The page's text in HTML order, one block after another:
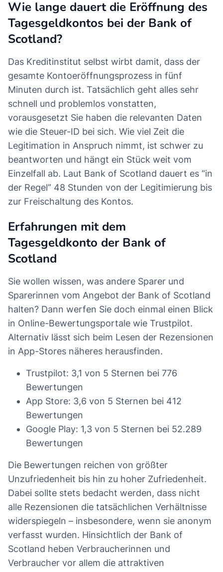
Wie lange dauert die Eröffnung des
Tagesgeldkontos bei der Bank of
Scotland?
Das Kreditinstitut selbst wirbt damit, dass der
gesamte Kontoeröffnungsprozess in fünf
Minuten durch ist. Tatsächlich geht alles sehr
schnell und problemlos vonstatten,
vorausgesetzt Sie haben die relevanten Daten
wie die Steuer-ID bei sich. Wie viel Zeit die
Legitimation in Anspruch nimmt, ist schwer zu
beantworten und hängt ein Stück weit vom
Einzelfall ab. Laut Bank of Scotland dauert es “in
der Regel” 48 Stunden von der Legitimierung bis
zur Freischaltung des Kontos.
Erfahrungen mit dem
Tagesgeldkonto der Bank of
Scotland
Sie wollen wissen, was andere Sparer und
Sparerinnen vom Angebot der Bank of Scotland
halten? Dann werfen Sie doch einmal einen Blick
in Online-Bewertungsportale wie Trustpilot.
Alternativ lässt sich beim Lesen der Rezensionen
in App-Stores näheres herausfinden.
Trustpilot: 3,1 von 5 Sternen bei 776
Bewertungen
App Store: 3,6 von 5 Sternen bei 412
Bewertungen
Google Play: 1,3 von 5 Sternen bei 52.289
Bewertungen
Die Bewertungen reichen von größter
Unzufriedenheit bis hin zu hoher Zufriedenheit.
Dabei sollte stets bedacht werden, dass nicht
alle Rezensionen die tatsächlichen Verhältnisse
widerspiegeln – insbesondere, wenn sie anonym
verfasst wurden. Hinsichtlich der Bank of
Scotland heben Verbraucherinnen und
Verbraucher vor allem die attraktiven